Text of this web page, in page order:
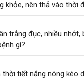
khỏe, nên thả vào thời
trắng đục, nhiều nhớt,
gì?
thời tiết nắng nóng kéo